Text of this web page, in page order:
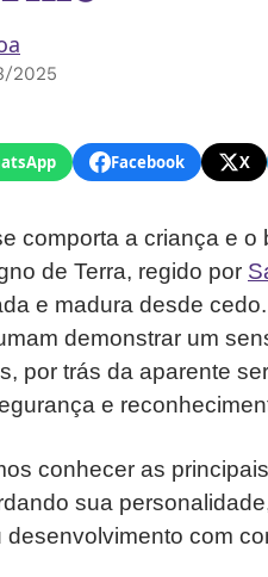
2025
Facebook X
comporta a criança e
de Terra, regido por
e madura desde
demonstrar um
por trás da aparente
e
conhecer as
sua
com